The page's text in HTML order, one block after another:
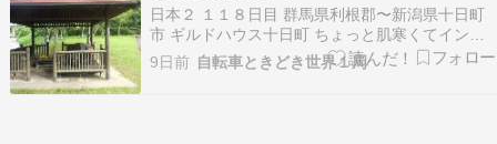
日本２ １１８日目 群馬県利根郡〜新潟県十日町
市 ギルドハウス十日町 ちょっと肌寒くてインナ
ーシュラフ使って寝ていた程には快適な夜だっ
た。やはり真夏は山の上しか勝たん！平地で寝泊
9日前 自転車ときどき世界１周